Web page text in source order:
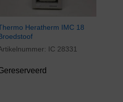
Heratherm IMC 18
IC 28331